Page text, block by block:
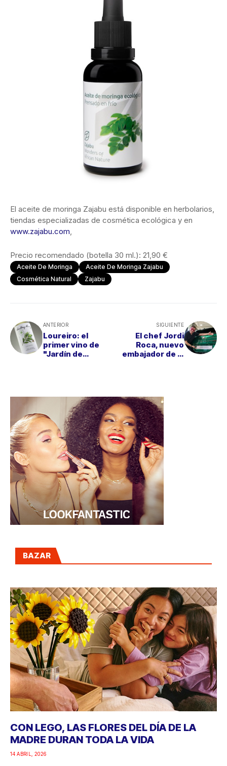
El aceite de moringa Zajabu está disponible en herbolarios,
tiendas especializadas de cosmética ecológica y en
www.zajabu.com,
Precio recomendado (botella 30 ml.): 21,90 €
Aceite De Moringa
Aceite De Moringa Zajabu
Cosmética Natural
Zajabu
ANTERIOR
Loureiro: el
primer vino de
"Jardín de
SIGUIENTE
El chef Jordi
Roca, nuevo
embajador de la
BAZAR
CON LEGO, LAS FLORES DEL DÍA DE LA
MADRE DURAN TODA LA VIDA
14 ABRIL, 2026